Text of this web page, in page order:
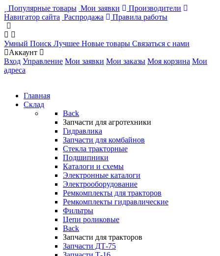
Популярные товары Мои заявки
Производители
Навигатор сайта Распродажа Правила работы
Умный Поиск Лучшее Новые товары Связаться с нами
Аккаунт
Вход Управление Мои заявки Мои заказы Моя корзина Мои
адреса
Главная
Склад
Back
Запчасти для агротехники
Гидравлика
Запчасти для комбайнов
Стекла тракторные
Подшипники
Каталоги и схемы
Электронные каталоги
Электрооборудование
Ремкомплекты для тракторов
Ремкомплекты гидравлические
Фильтры
Цепи роликовые
Back
Запчасти для тракторов
Запчасти ДТ-75